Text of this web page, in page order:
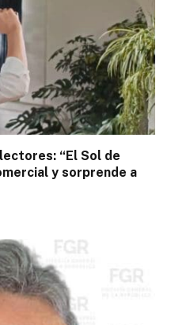
“El Sol de
y sorprende a